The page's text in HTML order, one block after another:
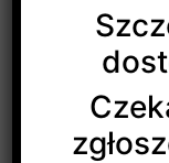
Veolia Energia
do obiektów
Księży Młyn ale
środowiska.
partnerem, było